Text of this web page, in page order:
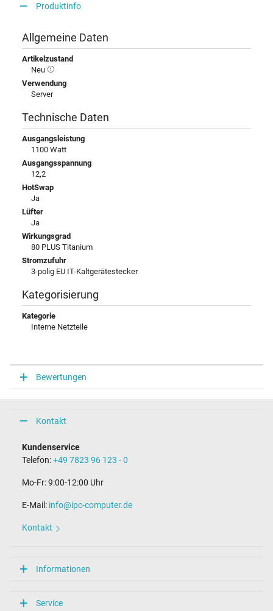
Produktinfo
Allgemeine Daten
Artikelzustand
Neu
Verwendung
Server
Technische Daten
Ausgangsleistung
1100 Watt
Ausgangsspannung
12,2
HotSwap
Ja
Lüfter
Ja
Wirkungsgrad
80 PLUS Titanium
Stromzufuhr
3-polig EU IT-Kaltgerätestecker
Kategorisierung
Kategorie
Interne Netzteile
Bewertungen
Kontakt
Kundenservice
Telefon:+49 7823 96 123 - 0
Mo-Fr: 9:00-12:00 Uhr
E-Mail: info@ipc-computer.de
Kontakt
Informationen
Service